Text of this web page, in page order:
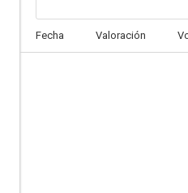
Fecha Valoración